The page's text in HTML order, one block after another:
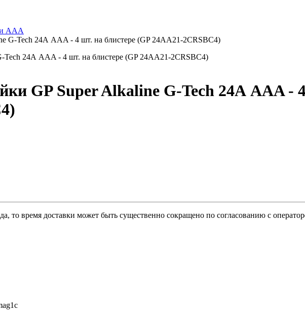
и ААА
G-Tech 24А ААA - 4 шт. на блистере (GP 24AA21-2CRSBC4)
GP Super Alkaline G-Tech 24А ААA -
то время доставки может быть существенно сокращено по согласованию с